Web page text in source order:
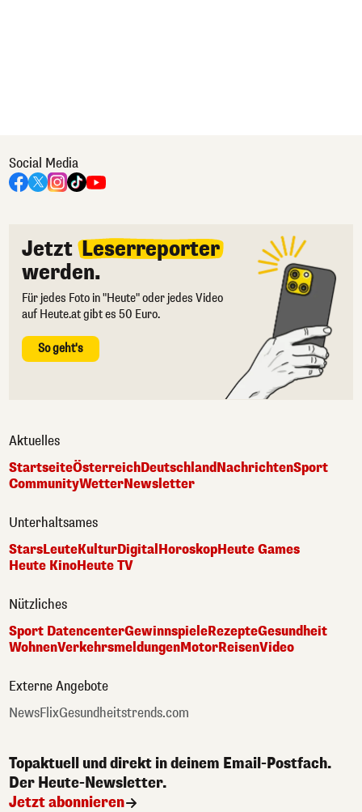
Social Media
Jetzt Leserreporter
werden.
Für jedes Foto in "Heute" oder jedes Video
auf Heute.at gibt es 50 Euro.
So geht's
Aktuelles
StartseiteÖsterreichDeutschlandNachrichtenSport
CommunityWetterNewsletter
Unterhaltsames
StarsLeuteKulturDigital HoroskopHeute Games
Heute KinoHeute TV
Nützliches
Sport DatencenterGewinnspieleRezepteGesundheit
WohnenVerkehrsmeldungenMotorReisenVideo
Externe Angebote
NewsFlixGesundheitstrends.com
Topaktuell und direkt in deinem Email-Postfach.
Der Heute-Newsletter.
Jetzt abonnieren